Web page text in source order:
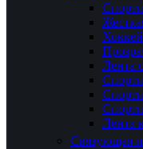
Лента
Лента
Связующая